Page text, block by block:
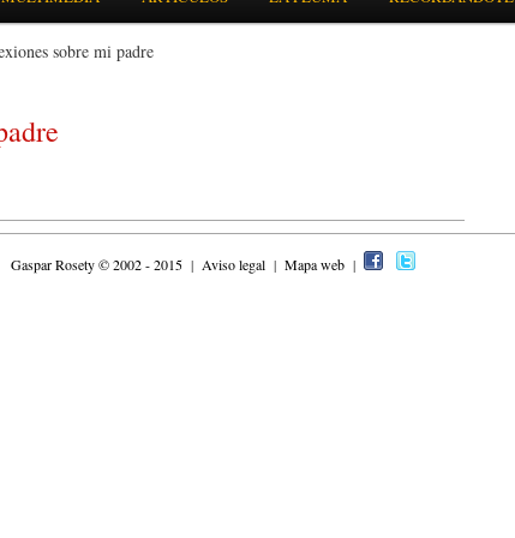
sobre mi padre
Gaspar Rosety © 2002 - 2015 | Aviso legal | Mapa web |